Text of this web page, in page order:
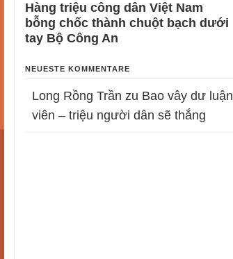
Hàng triệu công dân Việt Nam
bỗng chốc thành chuột bạch dưới
tay Bộ Công An
NEUESTE KOMMENTARE
Long Rồng Trần zu Bao vây dư luận
viên – triệu người dân sẽ thắng